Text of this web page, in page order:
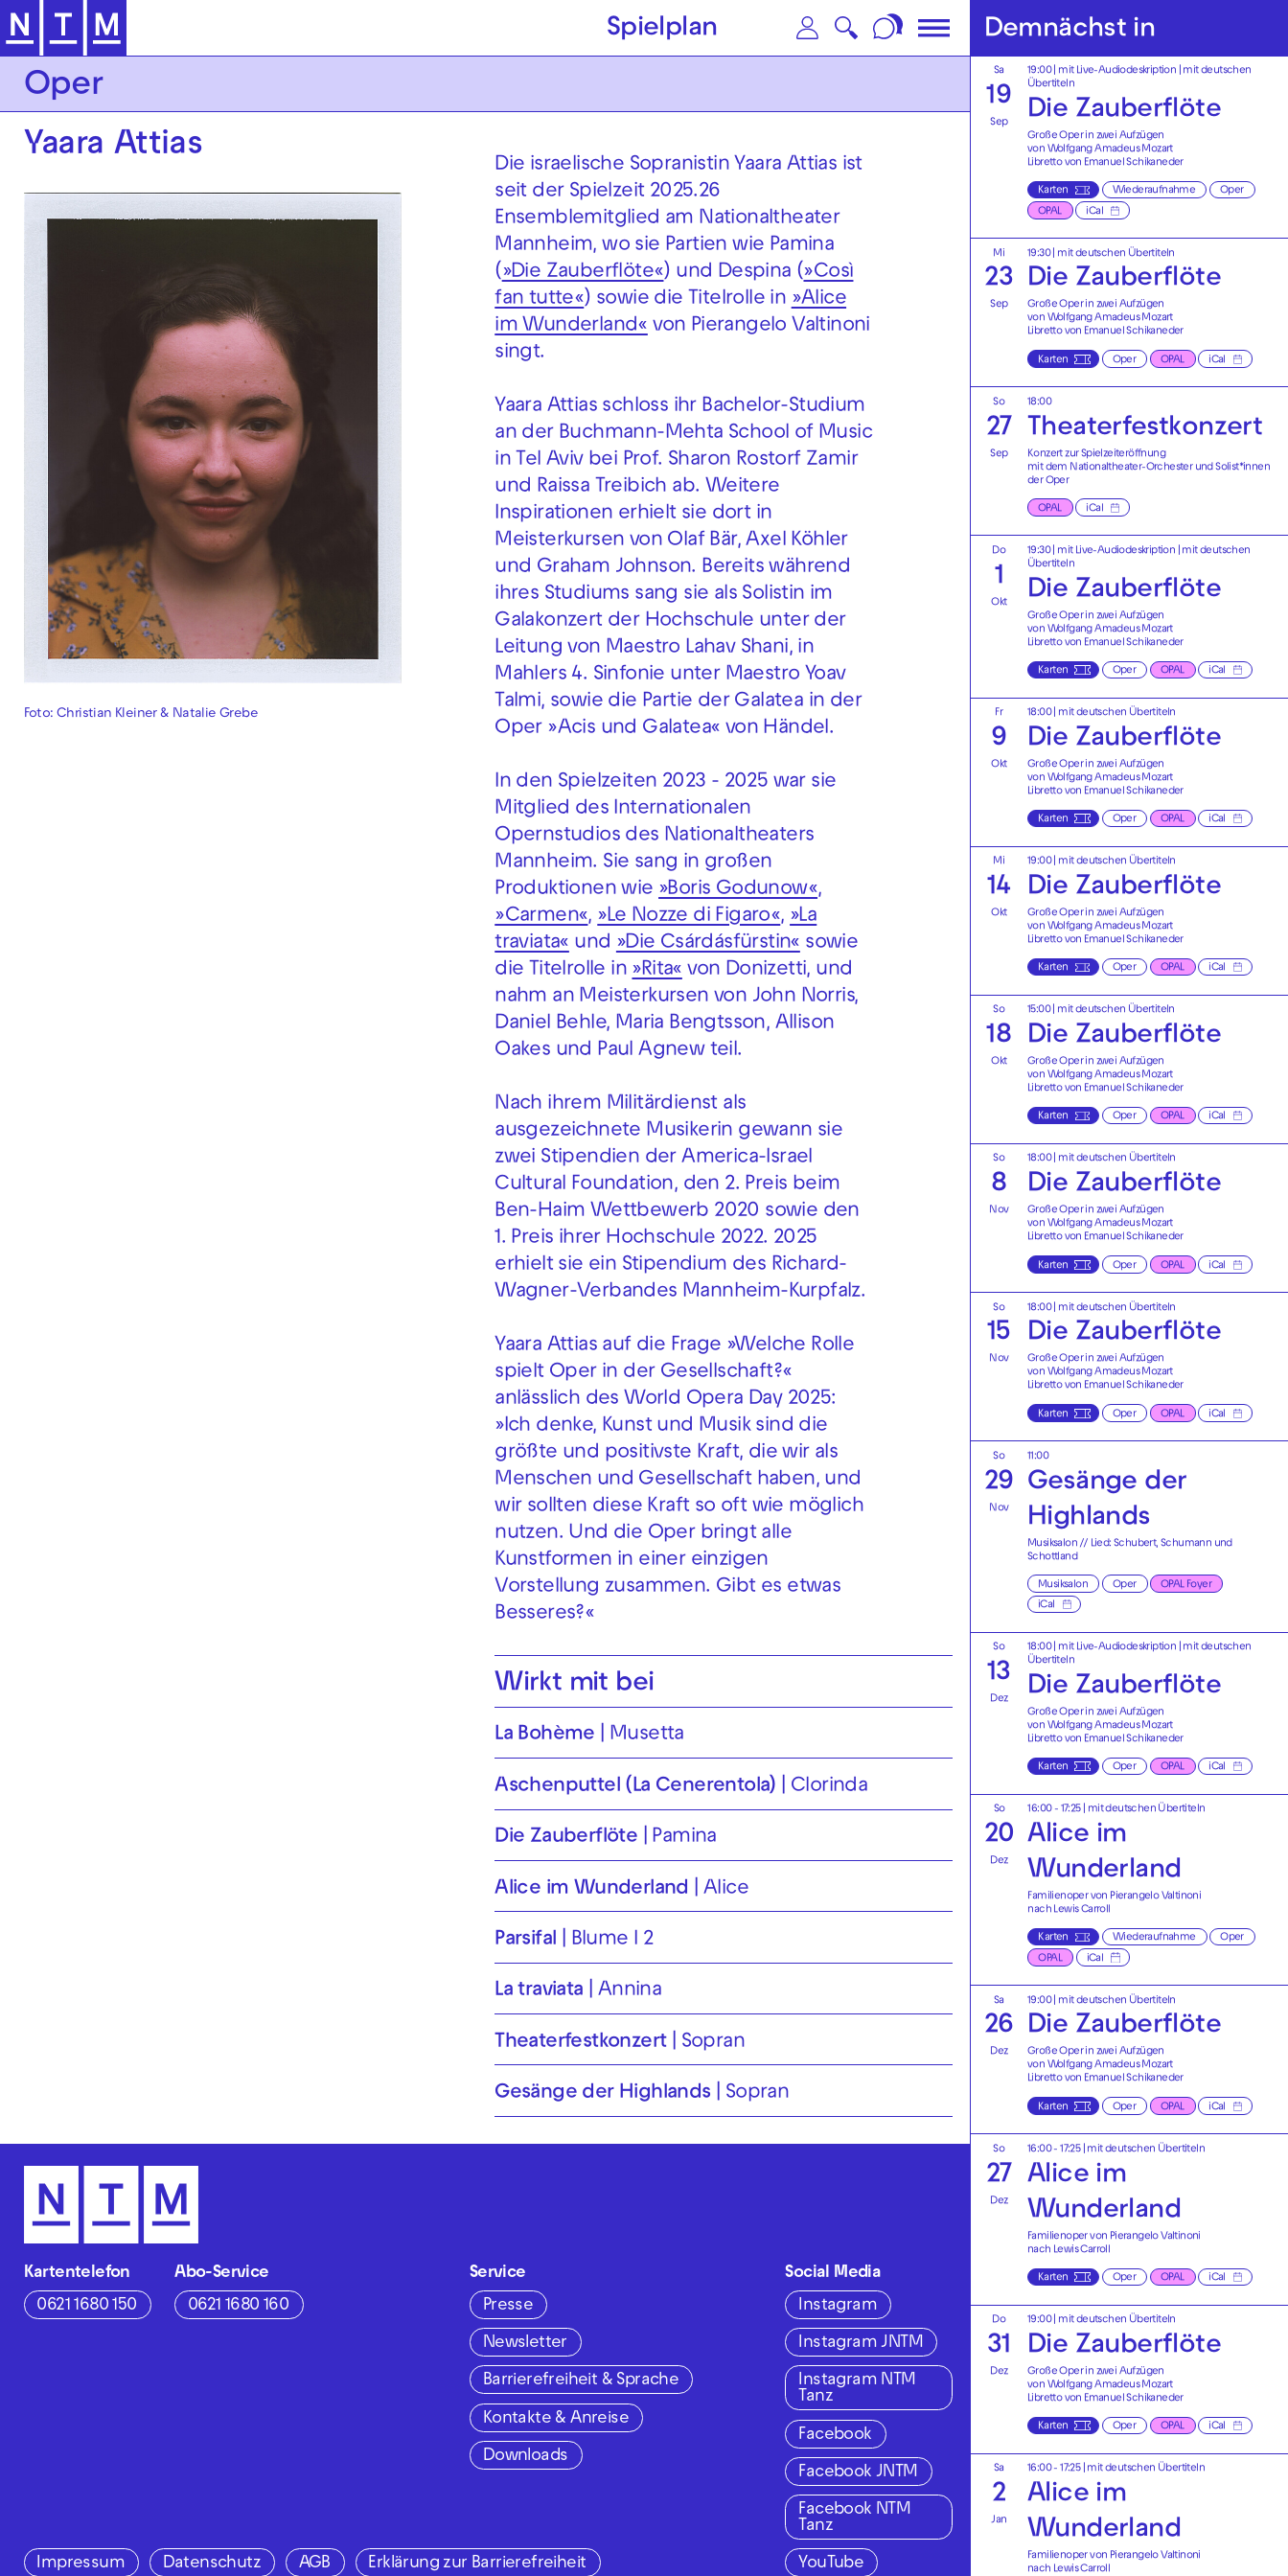
Zur Hauptnavigation springen Zum Hauptinhalt springen Zum Footer springen
Spielplan
Oper
Yaara Attias
Foto: Christian Kleiner & Natalie Grebe
Die israelische Sopranistin Yaara Attias ist
seit der Spielzeit 2025.26
Ensemblemitglied am Nationaltheater
Mannheim, wo sie Partien wie Pamina
(»Die Zauberflöte«) und Despina (»Così
fan tutte«) sowie die Titelrolle in »Alice
im Wunderland« von Pierangelo Valtinoni
singt.
Yaara Attias schloss ihr Bachelor-Studium
an der Buchmann-Mehta School of Music
in Tel Aviv bei Prof. Sharon Rostorf Zamir
und Raissa Treibich ab. Weitere
Inspirationen erhielt sie dort in
Meisterkursen von Olaf Bär, Axel Köhler
und Graham Johnson. Bereits während
ihres Studiums sang sie als Solistin im
Galakonzert der Hochschule unter der
Leitung von Maestro Lahav Shani, in
Mahlers 4. Sinfonie unter Maestro Yoav
Talmi, sowie die Partie der Galatea in der
Oper »Acis und Galatea« von Händel.
In den Spielzeiten 2023 - 2025 war sie
Mitglied des Internationalen
Opernstudios des Nationaltheaters
Mannheim. Sie sang in großen
Produktionen wie »Boris Godunow«,
»Carmen«, »Le Nozze di Figaro«, »La
traviata« und »Die Csárdásfürstin« sowie
die Titelrolle in »Rita« von Donizetti, und
nahm an Meisterkursen von John Norris,
Daniel Behle, Maria Bengtsson, Allison
Oakes und Paul Agnew teil.
Nach ihrem Militärdienst als
ausgezeichnete Musikerin gewann sie
zwei Stipendien der America-Israel
Cultural Foundation, den 2. Preis beim
Ben-Haim Wettbewerb 2020 sowie den
1. Preis ihrer Hochschule 2022. 2025
erhielt sie ein Stipendium des Richard-
Wagner-Verbandes Mannheim-Kurpfalz.
Yaara Attias auf die Frage »Welche Rolle
spielt Oper in der Gesellschaft?«
anlässlich des World Opera Day 2025:
»Ich denke, Kunst und Musik sind die
größte und positivste Kraft, die wir als
Menschen und Gesellschaft haben, und
wir sollten diese Kraft so oft wie möglich
nutzen. Und die Oper bringt alle
Kunstformen in einer einzigen
Vorstellung zusammen. Gibt es etwas
Besseres?«
Wirkt mit bei
La Bohème Musetta
Aschenputtel (La Cenerentola) Clorinda
Die Zauberflöte Pamina
Alice im Wunderland Alice
Parsifal Blume I 2
La traviata Annina
Theaterfest­konzert Sopran
Gesänge der Highlands Sopran
Demnächst in
Sa
19
Sep
19:00| mit Live-Audiodeskription
mit deutschen
Übertiteln
Die Zauberflöte
Große Oper in zwei Aufzügen
von Wolfgang Amadeus Mozart
Libretto von Emanuel Schikaneder
Karten Wiederaufnahme Oper
OPAL iCal
Mi
23
Sep
19:30| mit deutschen Übertiteln
Die Zauberflöte
Große Oper in zwei Aufzügen
von Wolfgang Amadeus Mozart
Libretto von Emanuel Schikaneder
Karten Oper OPAL iCal
So
27
Sep
18:00
Theaterfest­konzert
Konzert zur Spielzeiteröffnung
mit dem Nationaltheater-Orchester und Solist*innen
der Oper
OPAL iCal
Do
1
Okt
19:30| mit Live-Audiodeskription
mit deutschen
Übertiteln
Die Zauberflöte
Große Oper in zwei Aufzügen
von Wolfgang Amadeus Mozart
Libretto von Emanuel Schikaneder
Karten Oper OPAL iCal
Fr
9
Okt
18:00| mit deutschen Übertiteln
Die Zauberflöte
Große Oper in zwei Aufzügen
von Wolfgang Amadeus Mozart
Libretto von Emanuel Schikaneder
Karten Oper OPAL iCal
Mi
14
Okt
19:00| mit deutschen Übertiteln
Die Zauberflöte
Große Oper in zwei Aufzügen
von Wolfgang Amadeus Mozart
Libretto von Emanuel Schikaneder
Karten Oper OPAL iCal
So
18
Okt
15:00| mit deutschen Übertiteln
Die Zauberflöte
Große Oper in zwei Aufzügen
von Wolfgang Amadeus Mozart
Libretto von Emanuel Schikaneder
Karten Oper OPAL iCal
So
8
Nov
18:00| mit deutschen Übertiteln
Die Zauberflöte
Große Oper in zwei Aufzügen
von Wolfgang Amadeus Mozart
Libretto von Emanuel Schikaneder
Karten Oper OPAL iCal
So
15
Nov
18:00| mit deutschen Übertiteln
Die Zauberflöte
Große Oper in zwei Aufzügen
von Wolfgang Amadeus Mozart
Libretto von Emanuel Schikaneder
Karten Oper OPAL iCal
So
29
Nov
11:00
Gesänge der
Highlands
Musiksalon // Lied: Schubert, Schumann und
Schottland
Musiksalon Oper OPAL Foyer
iCal
So
13
Dez
18:00| mit Live-Audiodeskription
mit deutschen
Übertiteln
Die Zauberflöte
Große Oper in zwei Aufzügen
von Wolfgang Amadeus Mozart
Libretto von Emanuel Schikaneder
Karten Oper OPAL iCal
So
20
Dez
16:00 - 17:25| mit deutschen Übertiteln
Alice im
Wunderland
Familienoper von Pierangelo Valtinoni
nach Lewis Carroll
Karten Wiederaufnahme Oper
OPAL iCal
Sa
26
Dez
19:00| mit deutschen Übertiteln
Die Zauberflöte
Große Oper in zwei Aufzügen
von Wolfgang Amadeus Mozart
Libretto von Emanuel Schikaneder
Karten Oper OPAL iCal
So
27
Dez
16:00 - 17:25| mit deutschen Übertiteln
Alice im
Wunderland
Familienoper von Pierangelo Valtinoni
nach Lewis Carroll
Karten Oper OPAL iCal
Do
31
Dez
19:00| mit deutschen Übertiteln
Die Zauberflöte
Große Oper in zwei Aufzügen
von Wolfgang Amadeus Mozart
Libretto von Emanuel Schikaneder
Karten Oper OPAL iCal
Sa
2
Jan
16:00 - 17:25| mit deutschen Übertiteln
Alice im
Wunderland
Familienoper von Pierangelo Valtinoni
nach Lewis Carroll
Kartentelefon
0621 1680 150
Abo-Service
0621 1680 160
Service
Presse
Newsletter
Barrierefreiheit & Sprache
Kontakte & Anreise
Downloads
Social Media
Instagram
Instagram JNTM
Instagram NTM
Tanz
Facebook
Facebook JNTM
Facebook NTM
Tanz
YouTube
Impressum Datenschutz AGB Erklärung zur Barrierefreiheit